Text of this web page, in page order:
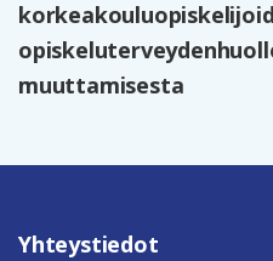
muuttamisesta
Yhteystiedot